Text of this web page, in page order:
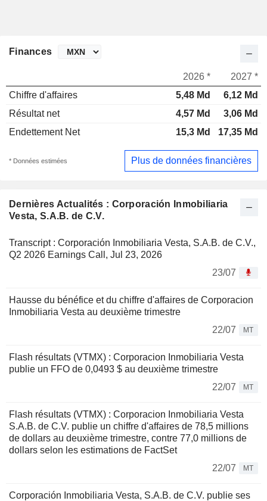
Dernières Actualités : Corporación Inmobiliaria
Vesta, S.A.B. de C.V.
Transcript : Corporación Inmobiliaria Vesta, S.A.B. de C.V.,
Q2 2026 Earnings Call, Jul 23, 2026
23/07
Hausse du bénéfice et du chiffre d'affaires de Corporacion
Inmobiliaria Vesta au deuxième trimestre
22/07
MT
Flash résultats (VTMX) : Corporacion Inmobiliaria Vesta
publie un FFO de 0,0493 $ au deuxième trimestre
22/07
MT
Flash résultats (VTMX) : Corporacion Inmobiliaria Vesta
S.A.B. de C.V. publie un chiffre d'affaires de 78,5 millions
de dollars au deuxième trimestre, contre 77,0 millions de
dollars selon les estimations de FactSet
22/07
MT
Corporación Inmobiliaria Vesta, S.A.B. de C.V. publie ses
Finances
2026 *
2027 *
Chiffre d'affaires
5,48 Md
6,12 Md
Résultat net
4,57 Md
3,06 Md
Endettement Net
15,3 Md 17,35 Md
* Données estimées Plus de données financières